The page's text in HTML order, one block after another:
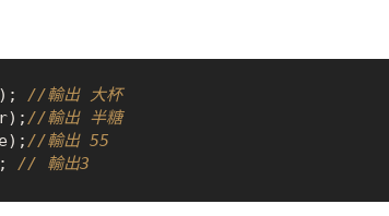
//輸出 大杯
//輸出 半糖
//輸出 55
// 輸出3